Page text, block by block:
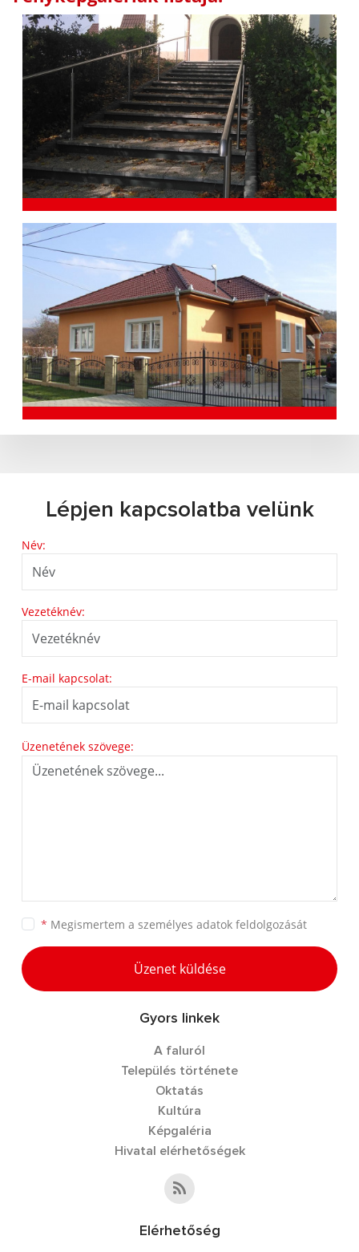
Lépjen kapcsolatba velünk
Név:
Vezetéknév:
E-mail kapcsolat:
Üzenetének szövege:
* Megismertem a személyes adatok feldolgozását
Üzenet küldése
Gyors linkek
A faluról
Település története
Oktatás
Kultúra
Képgaléria
Hivatal elérhetőségek
Elérhetőség